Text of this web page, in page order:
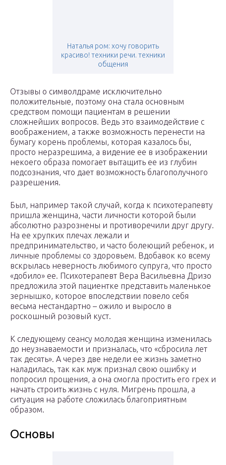
Наталья ром: хочу говорить
красиво! техники речи. техники
общения
Отзывы о символдраме исключительно
положительные, поэтому она стала основным
средством помощи пациентам в решении
сложнейших вопросов. Ведь это взаимодействие с
воображением, а также возможность перенести на
бумагу корень проблемы, которая казалось бы,
просто неразрешима, а видение ее в изображении
некоего образа помогает вытащить ее из глубин
подсознания, что дает возможность благополучного
разрешения.
Был, например такой случай, когда к психотерапевту
пришла женщина, части личности которой были
абсолютно разрознены и противоречили друг другу.
На ее хрупких плечах лежали и
предпринимательство, и часто болеющий ребенок, и
личные проблемы со здоровьем. Вдобавок ко всему
вскрылась неверность любимого супруга, что просто
«добило» ее. Психотерапевт Вера Васильевна Дризо
предложила этой пациентке представить маленькое
зернышко, которое впоследствии повело себя
весьма нестандартно – ожило и выросло в
роскошный розовый куст.
К следующему сеансу молодая женщина изменилась
до неузнаваемости и призналась, что «сбросила лет
так десять». А через две недели ее жизнь заметно
наладилась, так как муж признал свою ошибку и
попросил прощения, а она смогла простить его грех и
начать строить жизнь с нуля. Мигрень прошла, а
ситуация на работе сложилась благоприятным
образом.
Основы